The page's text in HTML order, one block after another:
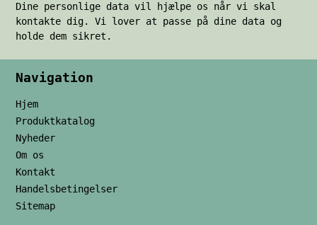
Dine personlige data vil hjælpe os når vi skal
kontakte dig. Vi lover at passe på dine data og
holde dem sikret.
Navigation
Hjem
Produktkatalog
Nyheder
Om os
Kontakt
Handelsbetingelser
Sitemap